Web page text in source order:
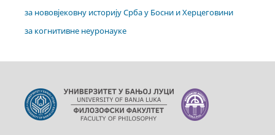
за нововјековну историју Срба у Босни и Херцеговини
за когнитивне неуронауке